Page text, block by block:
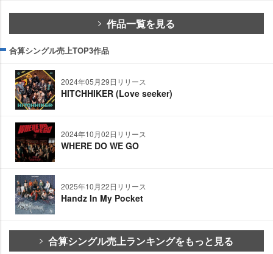
作品一覧を見る
合算シングル売上TOP3作品
2024年05月29日リリース
HITCHHIKER (Love seeker)
2024年10月02日リリース
WHERE DO WE GO
2025年10月22日リリース
Handz In My Pocket
合算シングル売上ランキングをもっと見る